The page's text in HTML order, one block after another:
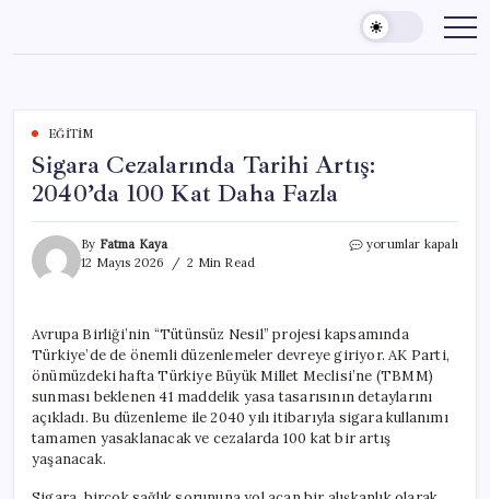
content
EĞITIM
Sigara Cezalarında Tarihi Artış:
2040’da 100 Kat Daha Fazla
By Fatma Kaya
12 Mayıs 2026
2 Min Read
Sigara
100
Kat
Daha
Fazla
için
yorumlar kapalı
Avrupa Birliği’nin “Tütünsüz Nesil” projesi kapsamında
Türkiye’de de önemli düzenlemeler devreye giriyor. AK Parti,
önümüzdeki hafta Türkiye Büyük Millet Meclisi’ne (TBMM)
sunması beklenen 41 maddelik yasa tasarısının detaylarını
açıkladı. Bu düzenleme ile 2040 yılı itibarıyla sigara kullanımı
tamamen yasaklanacak ve cezalarda 100 kat bir artış
yaşanacak.